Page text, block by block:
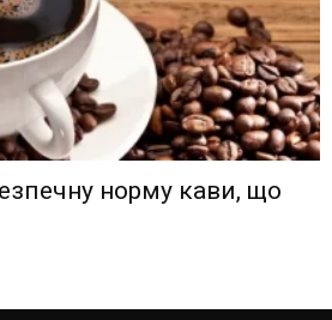
норму кави, що